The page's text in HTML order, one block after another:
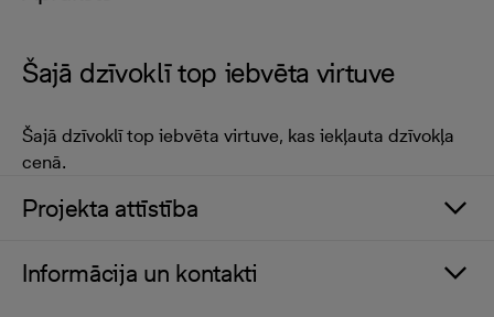
Šajā dzīvoklī top iebvēta virtuve
Šajā dzīvoklī top iebvēta virtuve, kas iekļauta dzīvokļa
cenā.
Projekta attīstība
Informācija un kontakti